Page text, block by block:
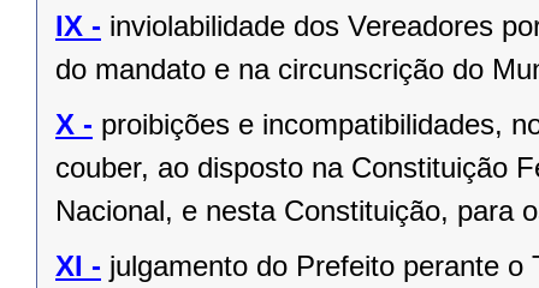
IX - inviolabilidade dos Vereadores
do mandato e na circunscrição do
X - proibições e incompatibilidades,
couber, ao disposto na Constituição
Nacional, e nesta Constituição, para
XI - julgamento do Prefeito perante o